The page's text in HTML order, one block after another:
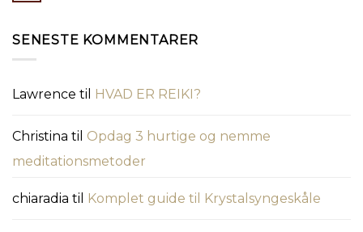
SENESTE KOMMENTARER
Lawrence til HVAD ER REIKI?
Christina til Opdag 3 hurtige og nemme
meditationsmetoder
chiaradia til Komplet guide til Krystalsyngeskåle